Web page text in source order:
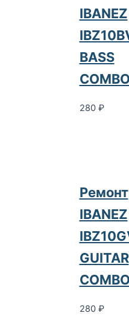
IBANEZ
BASS
280 ₽
Ремонт
IBANEZ
GUITAR
280 ₽